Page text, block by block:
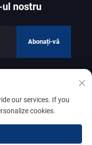
nostru
Abonați-vă
Paper Industry
our services. If you
cookies.